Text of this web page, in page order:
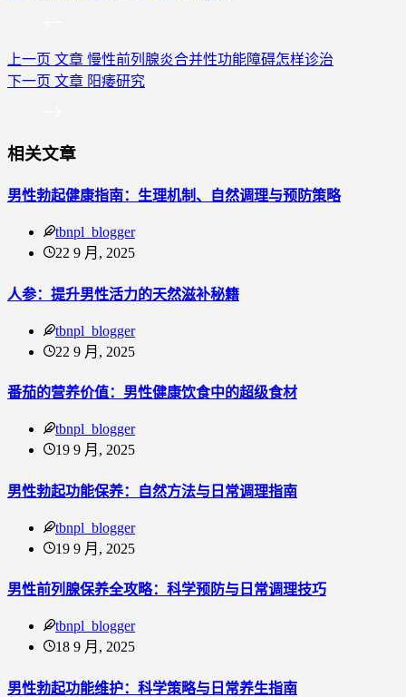
上一页 文章 慢性前列腺炎合并性功能障碍怎样诊治
下一页 文章 阳痿研究
相关文章
男性勃起健康指南：生理机制、自然调理与预防策略
tbnpl_blogger
22 9 月, 2025
人参：提升男性活力的天然滋补秘籍
tbnpl_blogger
22 9 月, 2025
番茄的营养价值：男性健康饮食中的超级食材
tbnpl_blogger
19 9 月, 2025
男性勃起功能保养：自然方法与日常调理指南
tbnpl_blogger
19 9 月, 2025
男性前列腺保养全攻略：科学预防与日常调理技巧
tbnpl_blogger
18 9 月, 2025
男性勃起功能维护：科学策略与日常养生指南